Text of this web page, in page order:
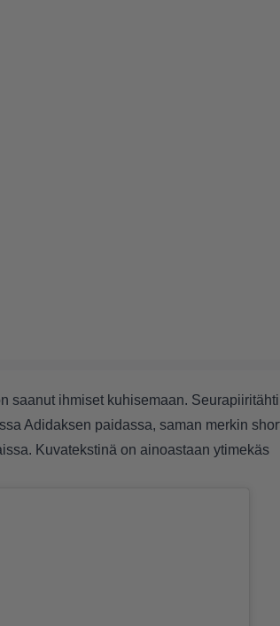
saanut ihmiset kuhisemaan. Seurapiiritähti
Adidaksen paidassa, saman merkin
Kuvatekstinä on ainoastaan ytimekäs